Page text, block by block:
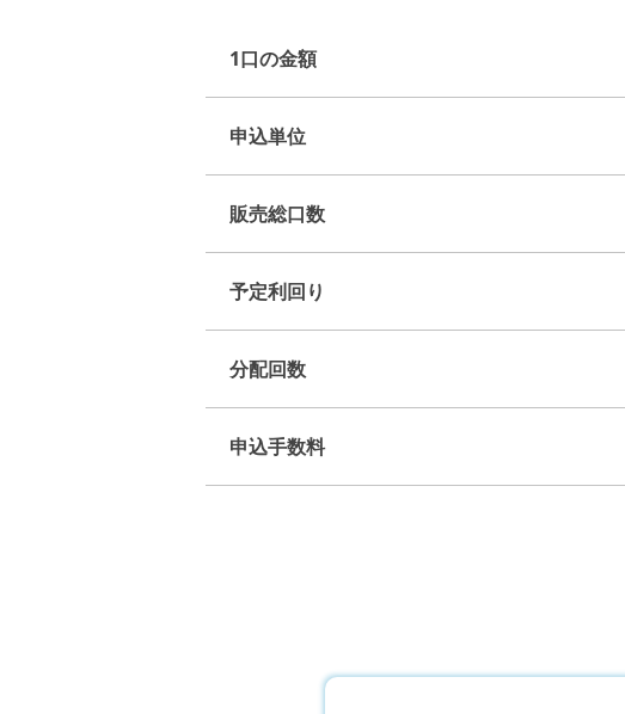
1口の金額
申込単位
販売総口数
予定利回り
分配回数
申込手数料